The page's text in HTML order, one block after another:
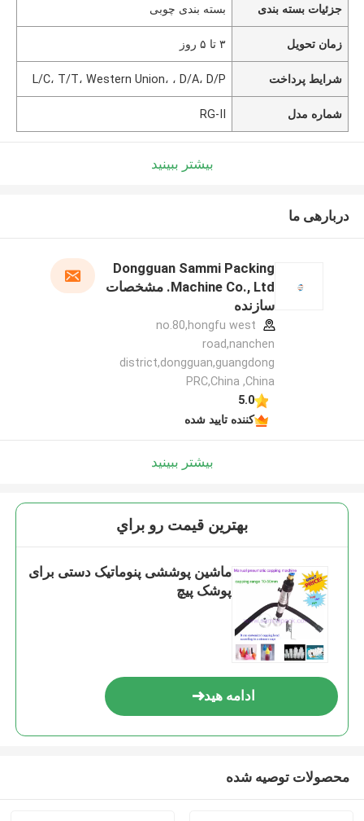
جزئیات بسته بندی بسته بندی چوبی
زمان تحویل ۳ تا ۵ روز
شرایط پرداخت L/C، T/T، Western Union، ، D/A، D/P
شماره مدل RG-II
بیشتر ببینید
دربارهی ما
Dongguan Sammi Packing
Machine Co., Ltd. مشخصات
سازنده
no.80,hongfu west
road,nanchen
district,dongguan,guangdong
PRC,China ,China
5.0
کننده تایید شده
بیشتر ببینید
بهترين قيمت رو براي
ماشین پوششی پنوماتیک دستی برای
پوشک پیچ
ادامه هید
محصولات توصیه شده